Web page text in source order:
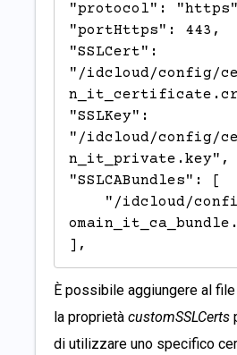
"protocol":
"portHttps": 443,
"SSLCert":
"/idcloud/config/
"SSLKey":
"/idcloud/config/
n_it_private.key",
"SSLCABundles": [
"/idcloud/
],
È possibile aggiungere al
la proprietà customSSLCerts
di utilizzare uno specifico